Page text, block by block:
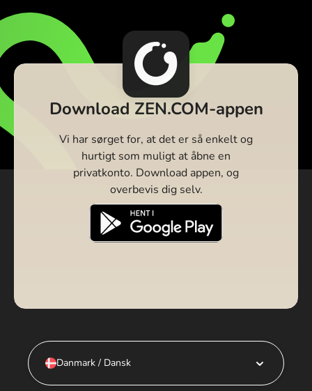
Download ZEN.COM-appen
Vi har sørget for, at det er så enkelt og
hurtigt som muligt at åbne en
privatkonto. Download appen, og
overbevis dig selv.
Danmark / Dansk